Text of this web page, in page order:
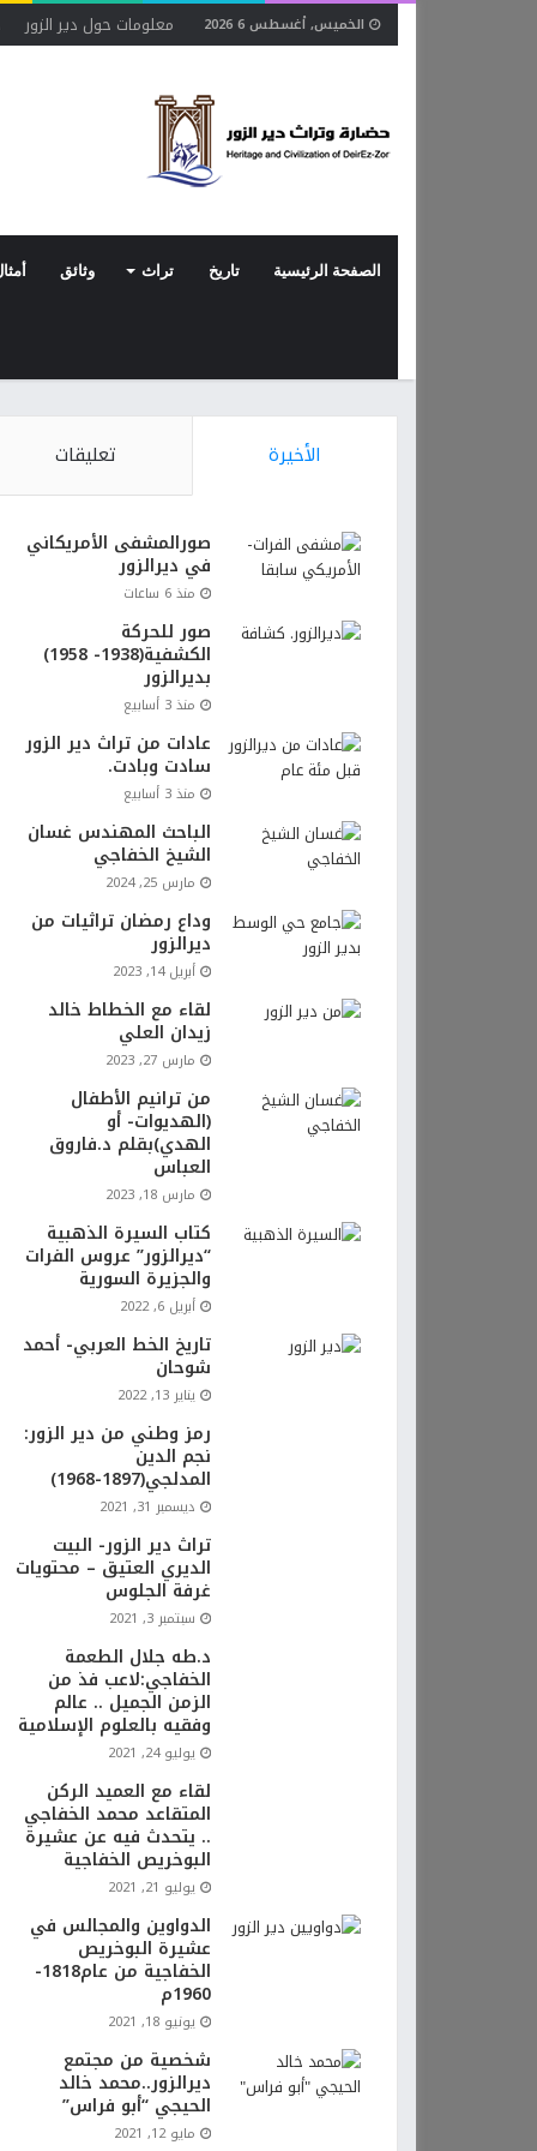
الخميس, أغسطس 6 2026 معلومات حول دير الزور
الصفحة الرئيسية تاريخ تراث وثائق
الأخيرة تعليقات
صورالمشفى الأمريكاني
في ديرالزور
منذ 6 ساعات
صور للحركة
الكشفية(1938- 1958)
بديرالزور
منذ 3 أسابيع
عادات من تراث دير الزور
سادت وبادت.
منذ 3 أسابيع
الباحث المهندس غسان
الشيخ الخفاجي
مارس 25, 2024
وداع رمضان تراثيات من
ديرالزور
أبريل 14, 2023
لقاء مع الخطاط خالد
زيدان العلي
مارس 27, 2023
من ترانيم الأطفال
(الهديوات- أو
الهدي)بقلم د.فاروق
العباس
مارس 18, 2023
كتاب السيرة الذهبية
“ديرالزور” عروس الفرات
والجزيرة السورية
أبريل 6, 2022
تاريخ الخط العربي- أحمد
شوحان
يناير 13, 2022
رمز وطني من دير الزور:
نجم الدين
المدلجي(1897-1968)
ديسمبر 31, 2021
تراث دير الزور- البيت
الديري العتيق – محتويات
غرفة الجلوس
سبتمبر 3, 2021
د.طه جلال الطعمة
الخفاجي:لاعب فذ من
الزمن الجميل .. عالم
وفقيه بالعلوم الإسلامية
يوليو 24, 2021
لقاء مع العميد الركن
المتقاعد محمد الخفاجي
.. يتحدث فيه عن عشيرة
البوخريص الخفاجية
يوليو 21, 2021
الدواوين والمجالس في
عشيرة البوخريص
الخفاجية من عام1818-
1960م
يونيو 18, 2021
شخصية من مجتمع
ديرالزور..محمد خالد
الحيجي “أبو فراس”
مايو 12, 2021